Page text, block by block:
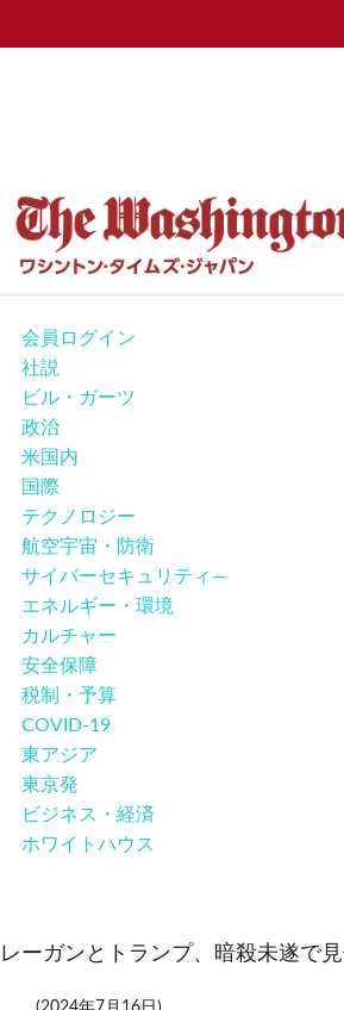
ニュース
政治
COVID-19
米国内
安全保障
カルチャー
ポリシー
会員ログイン
社説
ビル・ガーツ
政治
米国内
国際
テクノロジー
航空宇宙・防衛
サイバーセキュリティ―
エネルギー・環境
カルチャー
安全保障
税制・予算
COVID-19
東アジア
東京発
ビジネス・経済
ホワイトハウス
レーガンとトランプ、暗殺未遂で